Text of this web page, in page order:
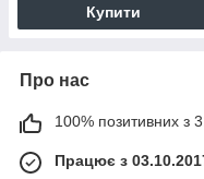
Купити
Про нас
100% позитивних з
Працює з